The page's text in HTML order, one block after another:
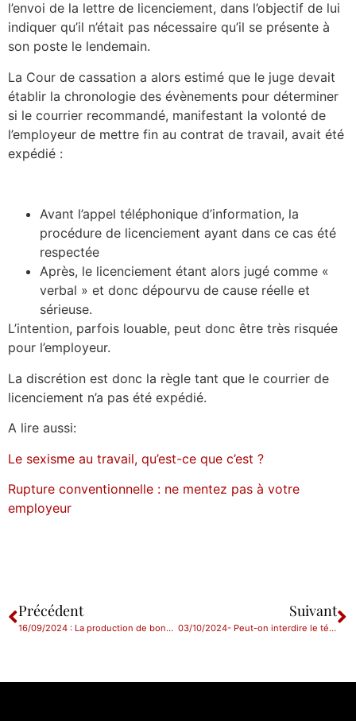
l’envoi de la lettre de licenciement, dans l’objectif de lui
indiquer qu’il n’était pas nécessaire qu’il se présente à
son poste le lendemain.
La Cour de cassation a alors estimé que le juge devait
établir la chronologie des évènements pour déterminer
si le courrier recommandé, manifestant la volonté de
l’employeur de mettre fin au contrat de travail, avait été
expédié :
Avant l’appel téléphonique d’information, la
procédure de licenciement ayant dans ce cas été
respectée
Après, le licenciement étant alors jugé comme «
verbal » et donc dépourvu de cause réelle et
sérieuse.
L’intention, parfois louable, peut donc être très risquée
pour l’employeur.
La discrétion est donc la règle tant que le courrier de
licenciement n’a pas été expédié.
A lire aussi:
Le sexisme au travail, qu’est-ce que c’est ?
Rupture conventionnelle : ne mentez pas à votre
employeur
Précédent
16/09/2024 : La production de bons de livraison non signés du client peut-elle faire la preuve de l’existence de la livraison contestée ?
Suivant
03/10/2024- Peut-on interdire le téléphone portable en entreprise?